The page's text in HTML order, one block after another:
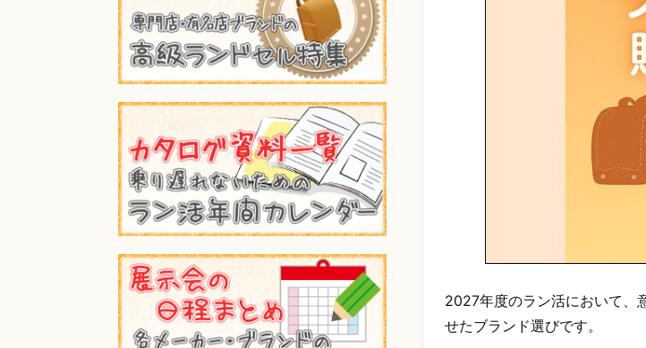
2027年度のラン活において、
せたブランド選びです。